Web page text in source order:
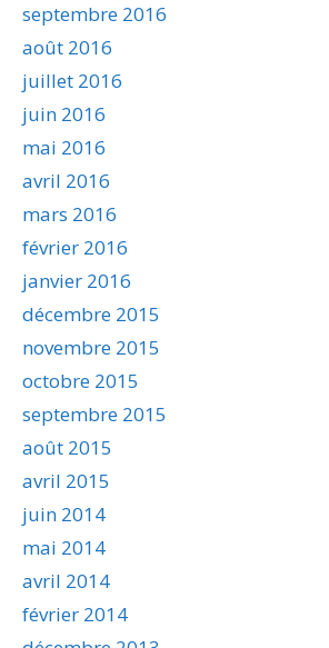
septembre 2016
août 2016
juillet 2016
juin 2016
mai 2016
avril 2016
mars 2016
février 2016
janvier 2016
décembre 2015
novembre 2015
octobre 2015
septembre 2015
août 2015
avril 2015
juin 2014
mai 2014
avril 2014
février 2014